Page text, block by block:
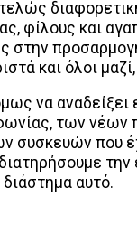
φίλους και
και όλοι μαζί,
να
των
συσκευών που
αυτό.